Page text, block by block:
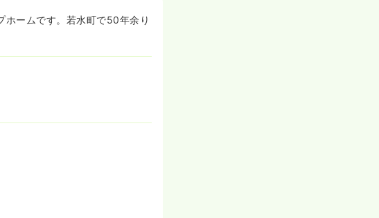
ホームです。若水町で50年余り